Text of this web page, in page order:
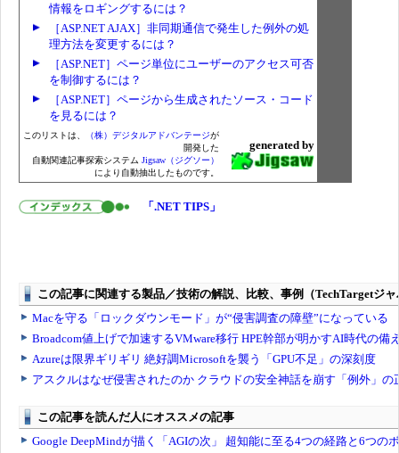
情報をロギングするには？
［ASP.NET AJAX］非同期通信で発生した例外の処
理方法を変更するには？
［ASP.NET］ページ単位にユーザーのアクセス可否
を制御するには？
［ASP.NET］ページから生成されたソース・コード
を見るには？
このリストは、 （株）デジタルアドバンテージが
開発した
自動関連記事探索システム Jigsaw（ジグソー）
により自動抽出したものです。
generated by
「.NET TIPS」